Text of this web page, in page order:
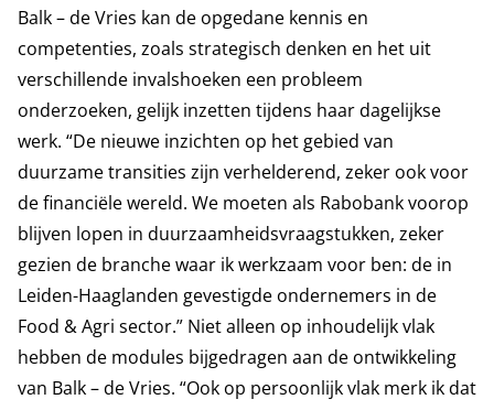
Balk – de Vries kan de opgedane kennis en
competenties, zoals strategisch denken en het uit
verschillende invalshoeken een probleem
onderzoeken, gelijk inzetten tijdens haar dagelijkse
werk. “De nieuwe inzichten op het gebied van
duurzame transities zijn verhelderend, zeker ook voor
de financiële wereld. We moeten als Rabobank voorop
blijven lopen in duurzaamheidsvraagstukken, zeker
gezien de branche waar ik werkzaam voor ben: de in
Leiden-Haaglanden gevestigde ondernemers in de
Food & Agri sector.” Niet alleen op inhoudelijk vlak
hebben de modules bijgedragen aan de ontwikkeling
van Balk – de Vries. “Ook op persoonlijk vlak merk ik dat